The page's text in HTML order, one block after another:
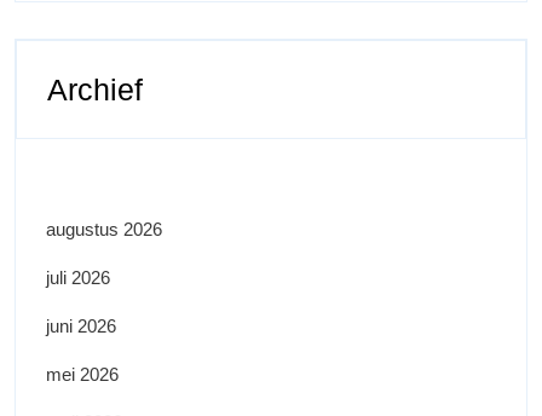
Archief
augustus 2026
juli 2026
juni 2026
mei 2026